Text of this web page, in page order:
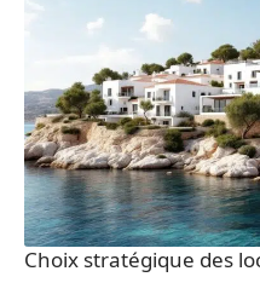
Choix stratégique des